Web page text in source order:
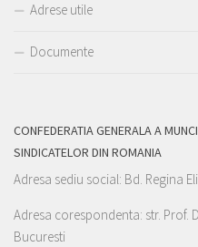
Adrese utile
Documente
CONFEDERATIA GENERALA A
SINDICATELOR DIN ROMANIA
Adresa sediu social: Bd. Regina
Adresa corespondenta: str. Prof.
Bucuresti